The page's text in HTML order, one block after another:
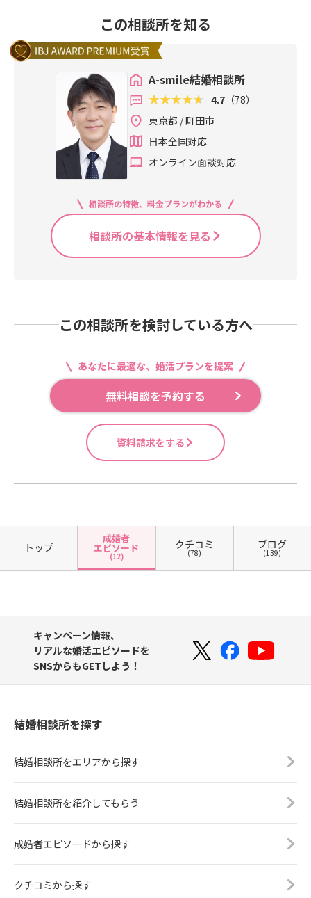
この相談所を知る
A-smile結婚相談所
4.7 （78）
東京都 / 町田市
日本全国対応
オンライン面談対応
相談所の特徴、料金プランがわかる
相談所の基本情報を見る
この相談所を検討している方へ
あなたに最適な、婚活プランを提案
無料相談を予約する
資料請求をする
トップ
成婚者
エピソード
(12)
クチコミ
(78)
ブログ
(139)
キャンペーン情報、
リアルな婚活エピソードを
SNSからもGETしよう！
結婚相談所を探す
結婚相談所をエリアから探す
結婚相談所を紹介してもらう
成婚者エピソードから探す
クチコミから探す